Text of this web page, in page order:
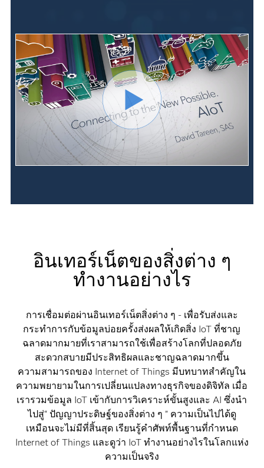
อินเทอร์เน็ตของสิ่งต่าง ๆ
ทำงานอย่างไร
การเชื่อมต่อผ่านอินเทอร์เน็ตสิ่งต่าง ๆ - เพื่อรับส่งและ
กระทำการกับข้อมูลบ่อยครั้งส่งผลให้เกิดสิ่ง IoT ที่ชาญ
ฉลาดมากมายที่เราสามารถใช้เพื่อสร้างโลกที่ปลอดภัย
สะดวกสบายมีประสิทธิผลและชาญฉลาดมากขึ้น
ความสามารถของ Internet of Things มีบทบาทสำคัญใน
ความพยายามในการเปลี่ยนแปลงทางธุรกิจของดิจิทัล เมื่อ
เรารวมข้อมูล IoT เข้ากับการวิเคราะห์ขั้นสูงและ AI ซึ่งนำ
ไปสู่“ ปัญญาประดิษฐ์ของสิ่งต่าง ๆ ” ความเป็นไปได้ดู
เหมือนจะไม่มีที่สิ้นสุด เรียนรู้คำศัพท์พื้นฐานที่กำหนด
Internet of Things และดูว่า IoT ทำงานอย่างไรในโลกแห่ง
ความเป็นจริง